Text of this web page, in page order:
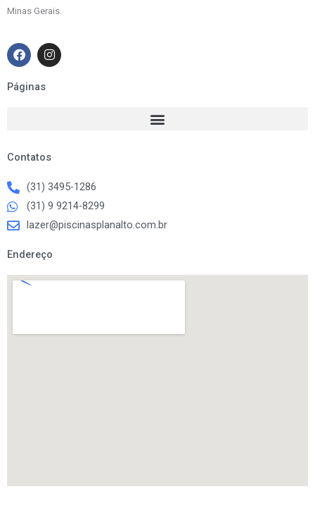
Minas Gerais.
F
a
c
e
b
I
n
s
Páginas
Contatos
(31) 3495-1286
(31) 9 9214-8299
lazer@piscinasplanalto.com.br
Endereço